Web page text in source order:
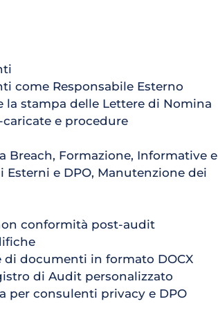
come Responsabile Esterno
la stampa delle Lettere di Nomina
e procedure
Breach, Formazione, Informative e
Esterni e DPO, Manutenzione dei
conformità post-audit
di documenti in formato DOCX
di Audit personalizzato
per consulenti privacy e DPO